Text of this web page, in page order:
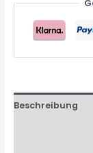
Beschreibung